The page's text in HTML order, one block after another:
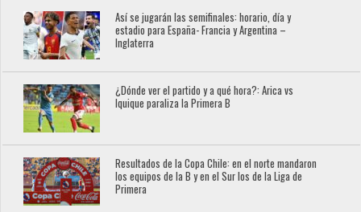
Así se jugarán las semifinales: horario, día y
estadio para España- Francia y Argentina –
Inglaterra
¿Dónde ver el partido y a qué hora?: Arica vs
Iquique paraliza la Primera B
Resultados de la Copa Chile: en el norte mandaron
los equipos de la B y en el Sur los de la Liga de
Primera